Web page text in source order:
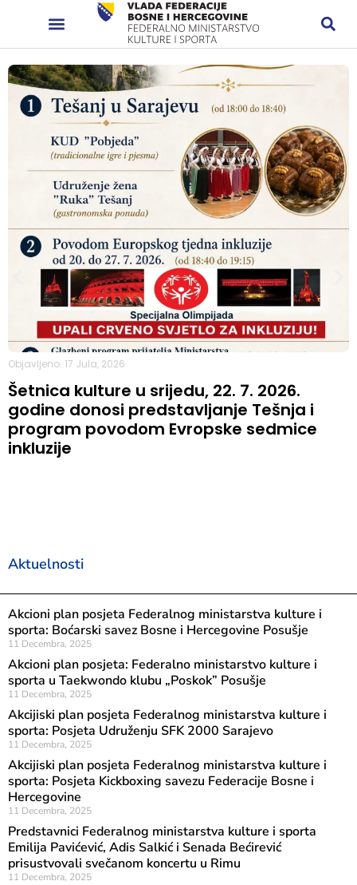
Objavljeno: 17 Jula, 2026
Šetnica kulture u srijedu, 22. 7. 2026.
godine donosi predstavljanje Tešnja i
program povodom Evropske sedmice
inkluzije
Aktuelnosti
Akcioni plan posjeta Federalnog ministarstva kulture i
sporta: Boćarski savez Bosne i Hercegovine Posušje
11 Decembra, 2025
Akcioni plan posjeta: Federalno ministarstvo kulture i
sporta u Taekwondo klubu „Poskok” Posušje
11 Decembra, 2025
Akcijiski plan posjeta Federalnog ministarstva kulture i
sporta: Posjeta Udruženju SFK 2000 Sarajevo
11 Decembra, 2025
Akcijiski plan posjeta Federalnog ministarstva kulture i
sporta: Posjeta Kickboxing savezu Federacije Bosne i
Hercegovine
11 Decembra, 2025
Predstavnici Federalnog ministarstva kulture i sporta
Emilija Pavićević, Adis Salkić i Senada Bećirević
prisustvovali svečanom koncertu u Rimu
11 Decembra, 2025